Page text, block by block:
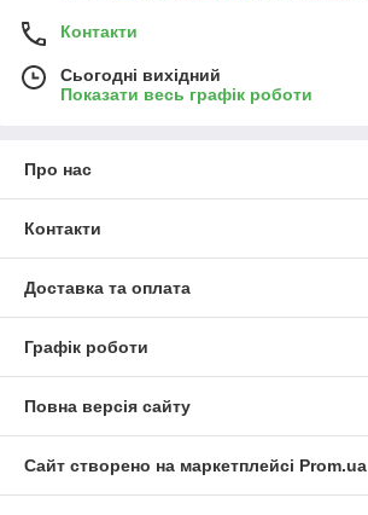
Контакти
Сьогодні вихідний
Показати весь графік роботи
Про нас
Контакти
Доставка та оплата
Графік роботи
Повна версія сайту
Сайт створено на маркетплейсі Prom.ua